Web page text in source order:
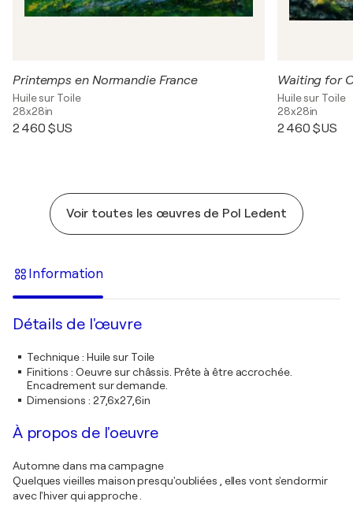
Printemps en Normandie France
Huile sur Toile
28x28in
2 460 $US
Waiting for
Huile sur Toile
28x28in
2 460 $US
Voir toutes les œuvres de Pol Ledent
Information
Détails de l'œuvre
Technique: Huile sur Toile
Finitions : Oeuvre sur châssis. Prête à être accrochée.
Encadrement sur demande.
Dimensions : 27,6x27,6in
À propos de l'oeuvre
Automne dans ma campagne
Quelques vieilles maison presqu'oubliées , elles vont s'endormir
avec l'hiver qui approche .